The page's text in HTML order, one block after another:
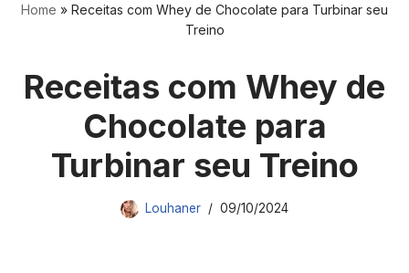
Home » Receitas com Whey de Chocolate para Turbinar seu
Treino
Receitas com Whey de
Chocolate para
Turbinar seu Treino
Louhaner 09/10/2024